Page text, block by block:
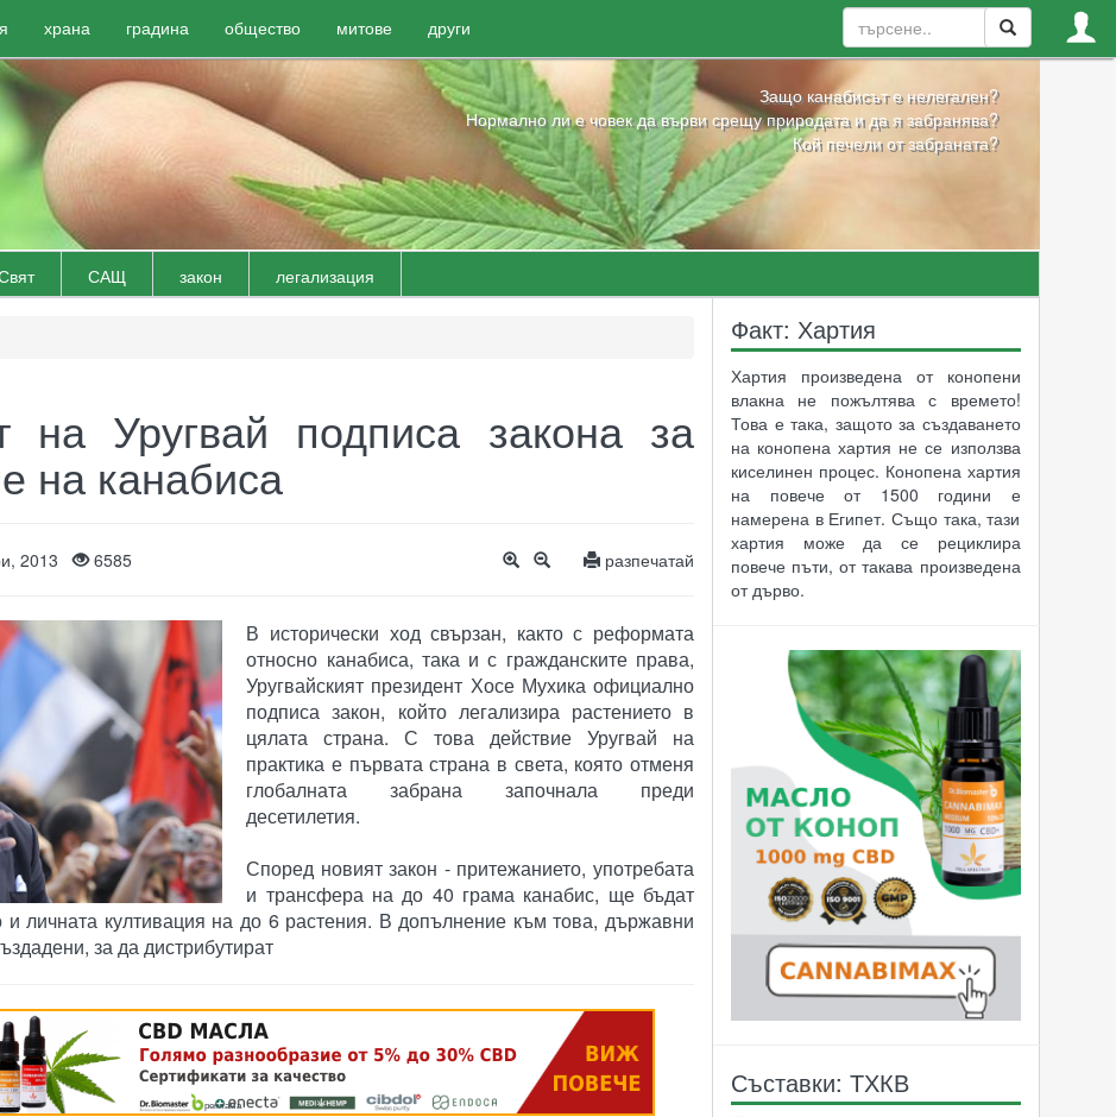
храна градина общество митове други
Защо канабисът е нелегален?
Нормално ли е човек да върви срещу природата и да я забранява?
Кой печели от забраната?
САЩ закон легализация
на Уругвай подписа закона за
на канабиса
2013 6585 разпечатай
В исторически ход свързан, както с реформата
относно канабиса, така и с гражданските права,
Уругвайският президент Хосе Мухика официално
подписа закон, който легализира растението в
цялата страна. С това действие Уругвай на
практика е първата страна в света, която отменя
глобалната забрана започнала преди
десетилетия.
Според новият закон - притежанието, употребата
и трансфера на до 40 грама канабис, ще бъдат
и личната култивация на до 6 растения. В допълнение към това, държавни
за да дистрибутират
реклама
Факт: Хартия
Хартия произведена от конопени
влакна не пожълтява с времето!
Това е така, защото за създаването
на конопена хартия не се използва
киселинен процес. Конопена хартия
на повече от 1500 години е
намерена в Египет. Също така, тази
хартия може да се рециклира
повече пъти, от такава произведена
от дърво.
Съставки: ТХКВ